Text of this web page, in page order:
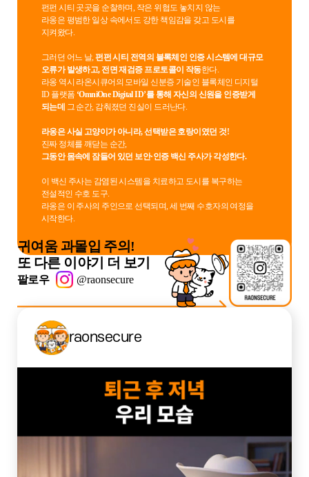
펀펀 시티 곳곳을 순찰하며, 작은 위협도 놓치지 않는
라옹은 평범한 일상 속에서도 강한 책임감을 갖고 도시를
지켜왔다.
그러던 어느 날,펀펀 시티 전역의 블록체인 인증 시스템에 대규모
오류가 발생하고, 전면 재검증 프로토콜이 작동한다.
라옹 역시 라온시큐어의 모바일 신분증 기술인 블록체인 디지털
ID 플랫폼 ‘OmniOne Digital ID’를 통해 자신의 신원을 인증받게
되는데 그 순간, 감춰졌던 진실이 드러난다.
라옹은 사실 고양이가 아니라, 선택받은 호랑이였던 것!
진짜 정체를 깨닫는 순간,
그동안 몸속에 잠들어 있던 보안·인증 백신 주사가 각성한다.
이 백신 주사는 감염된 시스템을 치료하고 도시를 복구하는
전설적인 수호 도구.
라옹은 이 주사의 주인으로 선택되며, 세 번째 수호자의 여정을
시작한다.
귀여움 과몰입 주의!
또 다른 이야기 더 보기
팔로우 @raonsecure
raonsecure